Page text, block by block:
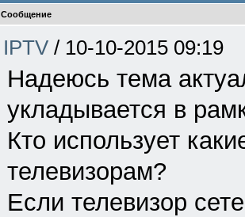
Сообщение
IPTV / 10-10-2015 09:19
Надеюсь тема
укладывается в
Кто использует
телевизорам?
Если телевизор